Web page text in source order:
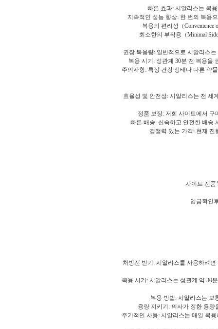
빠른 효과: 시알리스는 복
지속적인 성능 향상: 한 번의 복용
복용의 편리성（
최소한의 부작용（Minimal
권장 복용량: 일반적으로 시알리스
복용 시기: 성관계 30분 전 복용을
주의사항: 특정 건강 상태나 다른 약
효율성 및 안전성: 시알리스는 전 세
정품 보장: 저희 사이트에서 구
빠른 배송: 신속하고 안전한 배송
경쟁력 있는 가격: 현재
사이트 전품
입금확인
처방전 받기: 시알리스를 사용하려
복용 시기: 시알리스는 성관계 약 30
복용 방법: 시알리스는 보
용량 지키기: 의사가 정한 용
주기적인 사용: 시알리스는 매일 복